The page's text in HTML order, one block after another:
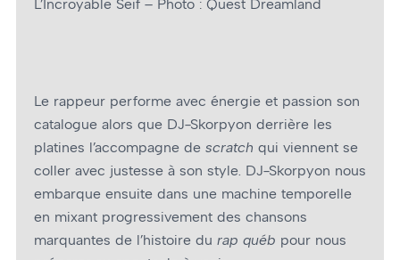
L’Incroyable Seif – Photo : Quest Dreamland
Le rappeur performe avec énergie et passion son
catalogue alors que DJ-Skorpyon derrière les
platines l’accompagne de scratch qui viennent se
coller avec justesse à son style. DJ-Skorpyon nous
embarque ensuite dans une machine temporelle
en mixant progressivement des chansons
marquantes de l’histoire du rap québ pour nous